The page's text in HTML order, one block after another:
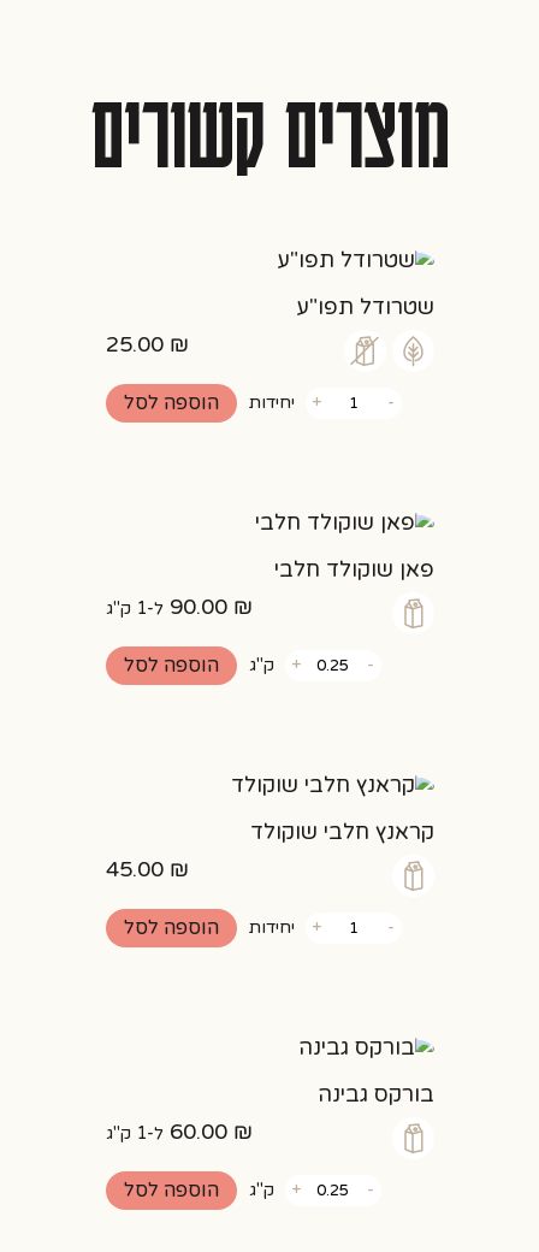
מוצרים קשורים
שטרודל תפו"ע
25.00 ₪
-של
+ יחידות הוספה לסל
פאן שוקולד חלבי
90.00 ₪ ל-1 ק"ג
-כמות
של
+ ק"ג הוספה לסל
קראנץ חלבי שוקולד
45.00 ₪
-של
+ יחידות הוספה לסל
בורקס גבינה
60.00 ₪ ל-1 ק"ג
-כמות
של
+ ק"ג הוספה לסל